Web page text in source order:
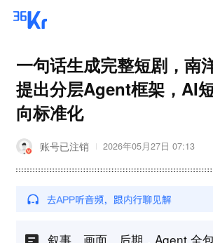
一句话生成完整短剧，南
提出分层Agent框架，AI
向标准化
账号已注销 2026年05月27日 07:13
叙事、画面、后期，Agent 全